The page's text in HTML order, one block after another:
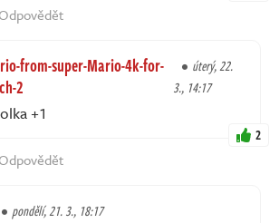
Odpovědět
from-super-Mario-4k-for-
2
úterý, 22.
3., 14:17
+1
2
Odpovědět
pondělí, 21. 3., 18:17